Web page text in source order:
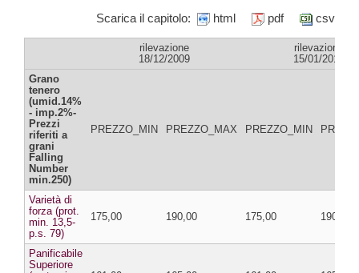
Scarica il capitolo: html pdf csv
rilevazione
18/12/2009
rilevazione
15/01/2010
Grano
tenero
(umid.14%
- imp.2%-
Prezzi
riferiti a
grani
Falling
Number
min.250)
PREZZO_MIN PREZZO_MAX PREZZO_MIN
Varietà di
forza (prot.
min. 13,5-
p.s. 79)
175,00 190,00 175,00 190,00
Panificabile
Superiore